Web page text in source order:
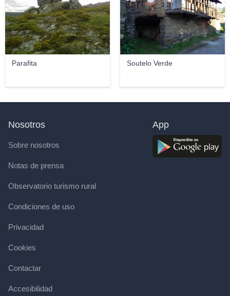
Parafita Soutelo Verde
Nosotros
Sobre nosotros
Notas de prensa
Observatorio turismo rural
Condiciones de uso
Privacidad
Cookies
Contactar
Accesibilidad
App